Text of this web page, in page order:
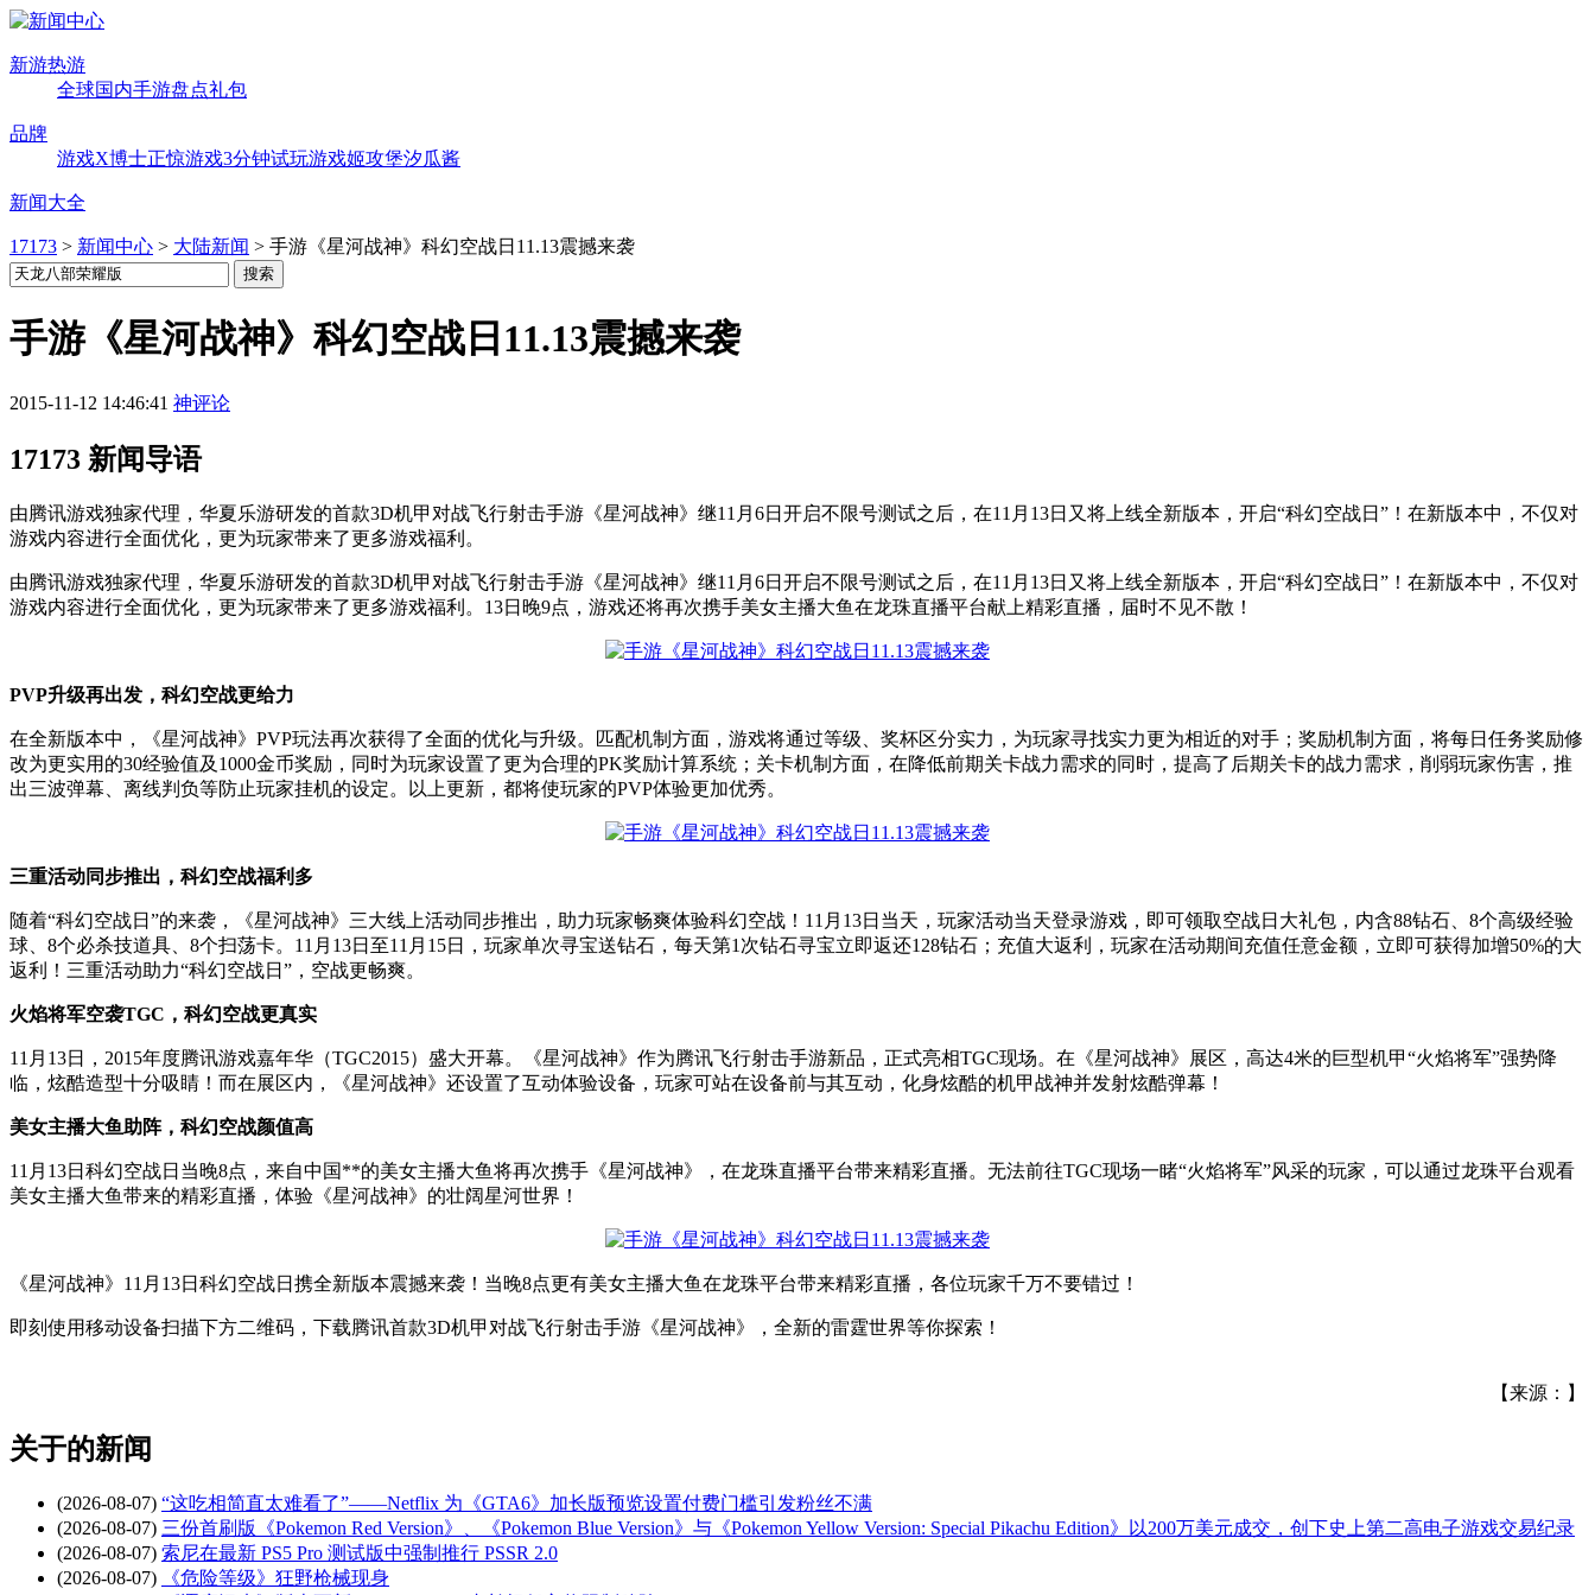
新游热游
全球国内手游盘点礼包
品牌
游戏X博士正惊游戏3分钟试玩游戏姬攻堡汐瓜酱
新闻大全
17173 > 新闻中心 > 大陆新闻 > 手游《星河战神》科幻空战日11.13震撼来袭
手游《星河战神》科幻空战日11.13震撼来袭
2015-11-12 14:46:41 神评论
17173 新闻导语
由腾讯游戏独家代理，华夏乐游研发的首款3D机甲对战飞行射击手游《星河战神》继11月6日开启不限号测试之后，在11月13日又将上线全新版本，开启“科幻空战日”！在新版本中，不仅对
游戏内容进行全面优化，更为玩家带来了更多游戏福利。
由腾讯游戏独家代理，华夏乐游研发的首款3D机甲对战飞行射击手游《星河战神》继11月6日开启不限号测试之后，在11月13日又将上线全新版本，开启“科幻空战日”！在新版本中，不仅对
游戏内容进行全面优化，更为玩家带来了更多游戏福利。13日晚9点，游戏还将再次携手美女主播大鱼在龙珠直播平台献上精彩直播，届时不见不散！
PVP升级再出发，科幻空战更给力
在全新版本中，《星河战神》PVP玩法再次获得了全面的优化与升级。匹配机制方面，游戏将通过等级、奖杯区分实力，为玩家寻找实力更为相近的对手；奖励机制方面，将每日任务奖励修
改为更实用的30经验值及1000金币奖励，同时为玩家设置了更为合理的PK奖励计算系统；关卡机制方面，在降低前期关卡战力需求的同时，提高了后期关卡的战力需求，削弱玩家伤害，推
出三波弹幕、离线判负等防止玩家挂机的设定。以上更新，都将使玩家的PVP体验更加优秀。
三重活动同步推出，科幻空战福利多
随着“科幻空战日”的来袭，《星河战神》三大线上活动同步推出，助力玩家畅爽体验科幻空战！11月13日当天，玩家活动当天登录游戏，即可领取空战日大礼包，内含88钻石、8个高级经验
球、8个必杀技道具、8个扫荡卡。11月13日至11月15日，玩家单次寻宝送钻石，每天第1次钻石寻宝立即返还128钻石；充值大返利，玩家在活动期间充值任意金额，立即可获得加增50%的大
返利！三重活动助力“科幻空战日”，空战更畅爽。
火焰将军空袭TGC，科幻空战更真实
11月13日，2015年度腾讯游戏嘉年华（TGC2015）盛大开幕。《星河战神》作为腾讯飞行射击手游新品，正式亮相TGC现场。在《星河战神》展区，高达4米的巨型机甲“火焰将军”强势降
临，炫酷造型十分吸睛！而在展区内，《星河战神》还设置了互动体验设备，玩家可站在设备前与其互动，化身炫酷的机甲战神并发射炫酷弹幕！
美女主播大鱼助阵，科幻空战颜值高
11月13日科幻空战日当晚8点，来自中国**的美女主播大鱼将再次携手《星河战神》，在龙珠直播平台带来精彩直播。无法前往TGC现场一睹“火焰将军”风采的玩家，可以通过龙珠平台观看
美女主播大鱼带来的精彩直播，体验《星河战神》的壮阔星河世界！
《星河战神》11月13日科幻空战日携全新版本震撼来袭！当晚8点更有美女主播大鱼在龙珠平台带来精彩直播，各位玩家千万不要错过！
即刻使用移动设备扫描下方二维码，下载腾讯首款3D机甲对战飞行射击手游《星河战神》，全新的雷霆世界等你探索！
【来源：】
关于的新闻
(2026-08-07) “这吃相简直太难看了”——Netflix 为《GTA6》加长版预览设置付费门槛引发粉丝不满
(2026-08-07) 三份首刷版《Pokemon Red Version》、《Pokemon Blue Version》与《Pokemon Yellow Version: Special Pikachu Edition》以200万美元成交，创下史上第二高电子游戏交易纪录
(2026-08-07) 索尼在最新 PS5 Pro 测试版中强制推行 PSSR 2.0
(2026-08-07)
《危险等级》狂野枪械现身